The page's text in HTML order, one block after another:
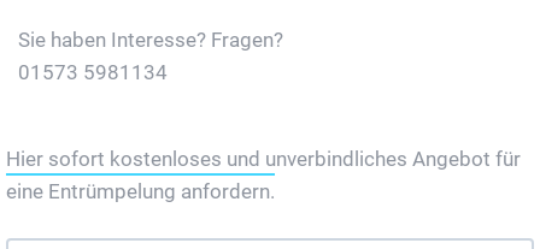
Sie haben Interesse? Fragen?
01573 5981134
Hier sofort kostenloses und unverbindliches Angebot für
eine Entrümpelung anfordern.